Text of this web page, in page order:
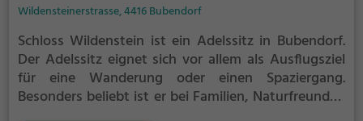
Wildensteinerstrasse, 4416 Bubendorf
Schloss Wildenstein ist ein Adelssitz in Bubendorf.
Der Adelssitz eignet sich vor allem als Ausflugsziel
für eine Wanderung oder einen Spaziergang.
Besonders beliebt ist er bei Familien, Naturfreunden